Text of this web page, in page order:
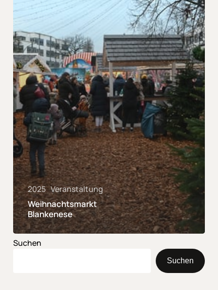
2025 Veranstaltung
Weihnachtsmarkt
Blankenese
Suchen
Suchen